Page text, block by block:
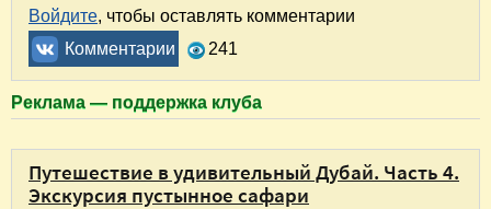
Войдите, чтобы оставлять комментарии
Комментарии
241
Реклама — поддержка клуба
Путешествие в удивительный Дубай. Часть 4.
Экскурсия пустынное сафари